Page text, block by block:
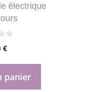
électrique
€
panier